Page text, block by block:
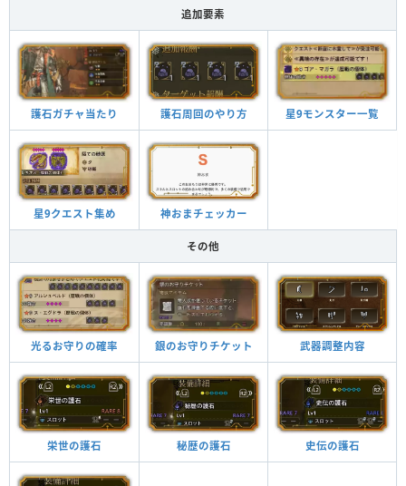
追加要素
護石ガチャ当たり 護石周回のやり方 星9モンスター一覧
星9クエスト集め 神おまチェッカー
その他
光るお守りの確率 銀のお守りチケット 武器調整内容
栄世の護石 秘歴の護石 史伝の護石